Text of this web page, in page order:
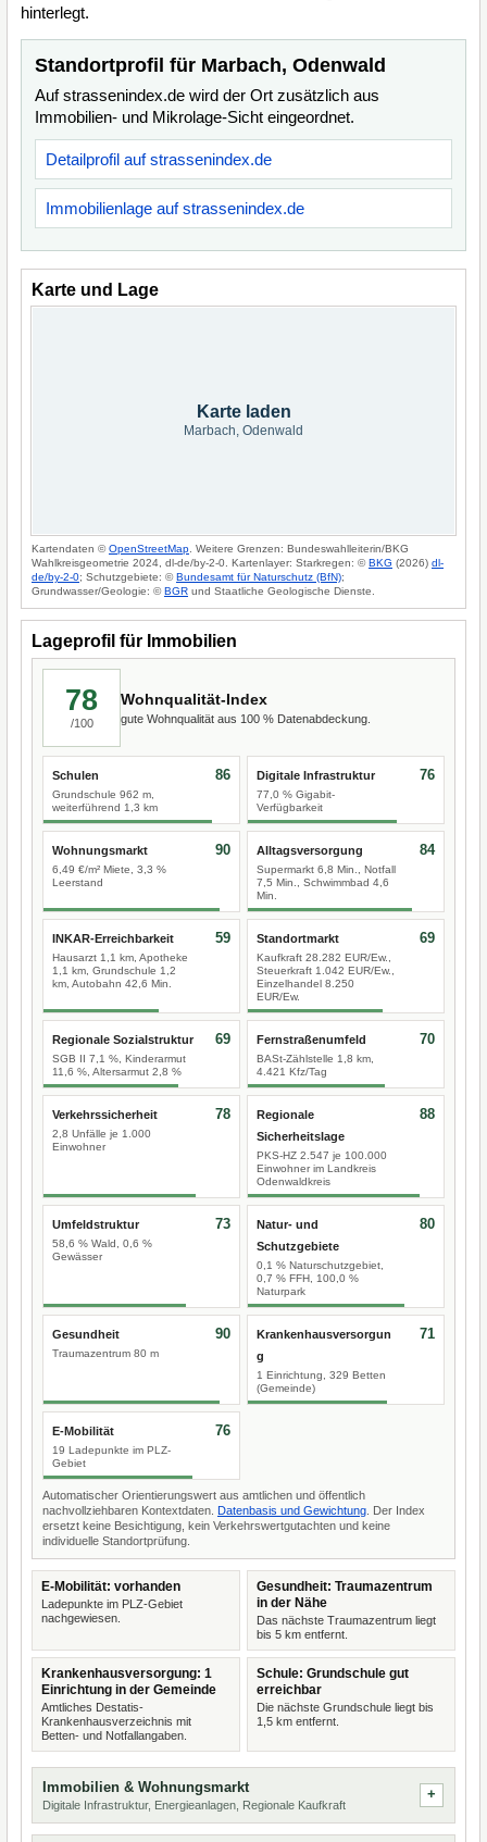
hinterlegt.
Standortprofil für Marbach, Odenwald
Auf strassenindex.de wird der Ort zusätzlich aus
Immobilien- und Mikrolage-Sicht eingeordnet.
Detailprofil auf strassenindex.de
Immobilienlage auf strassenindex.de
Karte und Lage
Karte laden
Marbach, Odenwald
Kartendaten ©OpenStreetMap . Weitere Grenzen: Bundeswahlleiterin/BKG
Wahlkreisgeometrie 2024, dl-de/by-2-0. Kartenlayer: Starkregen: ©BKG (2026) dl-
de/by-2-0; Schutzgebiete: ©Bundesamt für Naturschutz (BfN);
Grundwasser/Geologie: ©BGR und Staatliche Geologische Dienste.
Lageprofil für Immobilien
78
/100
Wohnqualität-Index
gute Wohnqualität aus 100 % Datenabdeckung.
Schulen
Grundschule 962 m,
weiterführend 1,3 km
86 Digitale Infrastruktur
77,0 % Gigabit-
Verfügbarkeit
76
Wohnungsmarkt
6,49 €/m² Miete, 3,3 %
Leerstand
90 Alltagsversorgung
Supermarkt 6,8 Min., Notfall
7,5 Min., Schwimmbad 4,6
Min.
84
INKAR-Erreichbarkeit
Hausarzt 1,1 km, Apotheke
1,1 km, Grundschule 1,2
km, Autobahn 42,6 Min.
59 Standortmarkt
Kaufkraft 28.282 EUR/Ew.,
Steuerkraft 1.042 EUR/Ew.,
Einzelhandel 8.250
EUR/Ew.
69
Regionale Sozialstruktur
SGB II 7,1 %, Kinderarmut
11,6 %, Altersarmut 2,8 %
69 Fernstraßenumfeld
BASt-Zählstelle 1,8 km,
4.421 Kfz/Tag
70
Verkehrssicherheit
2,8 Unfälle je 1.000
Einwohner
78
Regionale
Sicherheitslage
PKS-HZ 2.547 je 100.000
Einwohner im Landkreis
Odenwaldkreis
88
Umfeldstruktur
58,6 % Wald, 0,6 %
Gewässer
73
Natur- und
Schutzgebiete
0,1 % Naturschutzgebiet,
0,7 % FFH, 100,0 %
Naturpark
80
Gesundheit
Traumazentrum 80 m
90
Krankenhausversorgun
g
1 Einrichtung, 329 Betten
(Gemeinde)
71
E-Mobilität
19 Ladepunkte im PLZ-
Gebiet
76
Automatischer Orientierungswert aus amtlichen und öffentlich
nachvollziehbaren Kontextdaten. Datenbasis und Gewichtung . Der Index
ersetzt keine Besichtigung, kein Verkehrswertgutachten und keine
individuelle Standortprüfung.
E-Mobilität: vorhanden
Ladepunkte im PLZ-Gebiet
nachgewiesen.
Gesundheit: Traumazentrum
in der Nähe
Das nächste Traumazentrum liegt
bis 5 km entfernt.
Krankenhausversorgung: 1
Einrichtung in der Gemeinde
Amtliches Destatis-
Krankenhausverzeichnis mit
Betten- und Notfallangaben.
Schule: Grundschule gut
erreichbar
Die nächste Grundschule liegt bis
1,5 km entfernt.
Immobilien & Wohnungsmarkt
Digitale Infrastruktur, Energieanlagen, Regionale Kaufkraft